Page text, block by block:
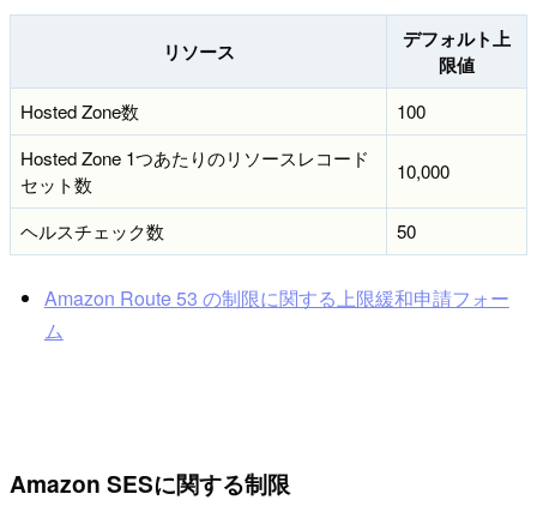
リソース
デフォルト上
限値
Hosted Zone数
100
Hosted Zone 1つあたりのリソースレコード
セット数
10,000
ヘルスチェック数 50
Amazon Route 53 の制限に関する上限緩和申請フォー
ム
Amazon SESに関する制限